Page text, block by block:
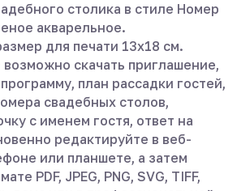
столика в стиле Номер
акварельное.
для печати 13х18 см.
скачать приглашение,
план рассадки гостей,
свадебных столов,
с именем гостя, ответ на
редактируйте в веб-
или планшете, а затем
PDF, JPEG, PNG, SVG, TIFF,